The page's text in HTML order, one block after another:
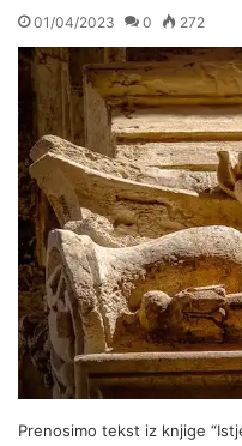
01/04/2023 0 272
Prenosimo tekst iz knjige